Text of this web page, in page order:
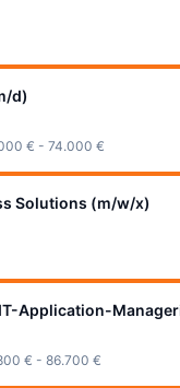
d)
€ - 74.000 €
Solutions (m/w/x)
Application-
€ - 86.700 €